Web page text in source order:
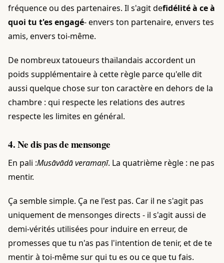
fréquence ou des partenaires. Il s'agit defidélité à ce à
quoi tu t'es engagé- envers ton partenaire, envers tes
amis, envers toi-même.
De nombreux tatoueurs thaïlandais accordent un
poids supplémentaire à cette règle parce qu'elle dit
aussi quelque chose sur ton caractère en dehors de la
chambre : qui respecte les relations des autres
respecte les limites en général.
4. Ne dis pas de mensonge
En pali :Musāvādā veramaṇī. La quatrième règle : ne pas
mentir.
Ça semble simple. Ça ne l'est pas. Car il ne s'agit pas
uniquement de mensonges directs - il s'agit aussi de
demi-vérités utilisées pour induire en erreur, de
promesses que tu n'as pas l'intention de tenir, et de te
mentir à toi-même sur qui tu es ou ce que tu fais.